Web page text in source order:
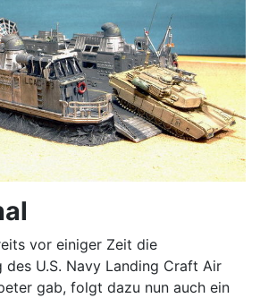
vor einiger Zeit die
des U.S. Navy Landing Craft Air
gab, folgt dazu nun auch ein